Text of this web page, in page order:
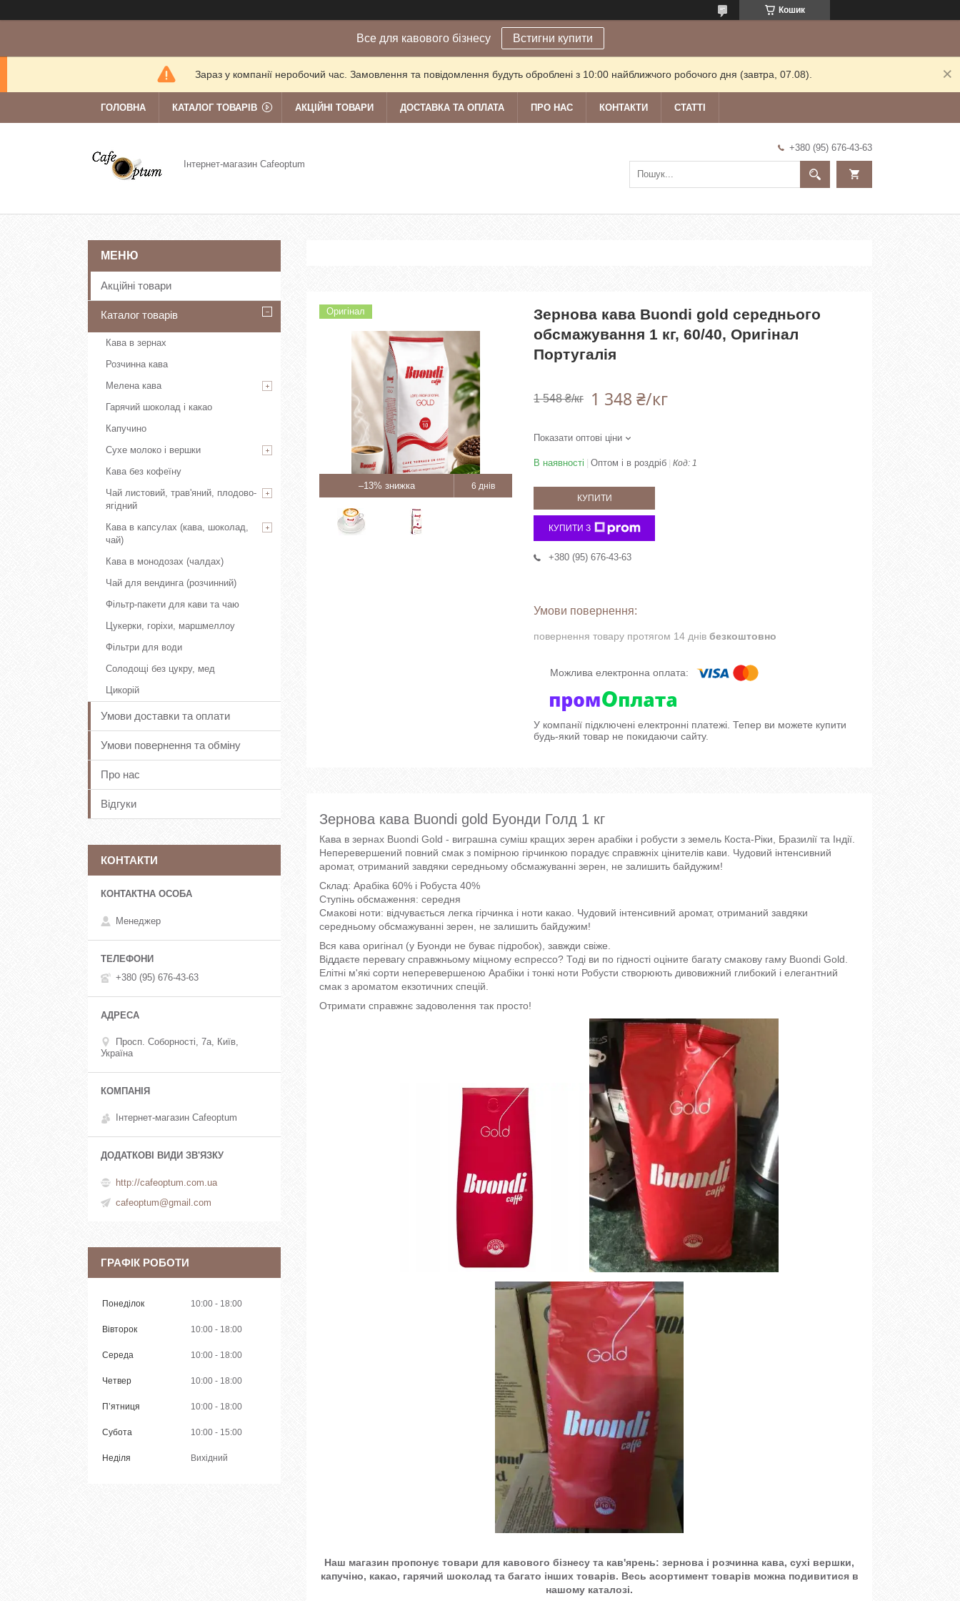
Кошик
Все для кавового бізнесу Встигни купити
Зараз у компанії неробочий час. Замовлення та повідомлення будуть оброблені з 10:00 найближчого робочого дня (завтра, 07.08).
ГОЛОВНА КАТАЛОГ ТОВАРІВ АКЦІЙНІ ТОВАРИ ДОСТАВКА ТА ОПЛАТА ПРО НАС КОНТАКТИ СТАТТІ
Інтернет-магазин Cafeoptum
+380 (95) 676-43-63
–13% 6 днів
Оригінал
Зернова кава Buondi gold середнього
обсмажування 1 кг, 60/40, Оригінал
Португалія
1 548 ₴/кг 1 348 ₴/кг
Показати оптові ціни
В наявності Оптом і в роздріб Код: 1
КУПИТИ
КУПИТИ З
+380 (95) 676-43-63
повернення товару протягом 14 днів безкоштовно
У компанії підключені електронні платежі. Тепер ви можете купити
будь-який товар не покидаючи сайту.
Зернова кава Buondi gold Буонди Голд 1 кг
Кава в зернах Buondi Gold - виграшна суміш кращих зерен арабіки і робусти з земель Коста-Ріки, Бразилії та Індії.
Неперевершений повний смак з помірною гірчинкою порадує справжніх цінителів кави. Чудовий інтенсивний
аромат, отриманий завдяки середньому обсмажуванні зерен, не залишить байдужим!
Склад: Арабіка 60% і Робуста 40%
Ступінь обсмаження: середня
Смакові ноти: відчувається легка гірчинка і ноти какао. Чудовий інтенсивний аромат, отриманий завдяки
середньому обсмажуванні зерен, не залишить байдужим!
Вся кава оригінал (у Буонди не буває підробок), завжди свіже.
Віддаєте перевагу справжньому міцному еспрессо? Тоді ви по гідності оціните багату смакову гаму Buondi Gold.
Елітні м'які сорти неперевершеною Арабіки і тонкі ноти Робусти створюють дивовижний глибокий і елегантний
смак з ароматом екзотичних спецій.
Отримати справжнє задоволення так просто!
Наш магазин пропонує товари для кавового бізнесу та кав'ярень: зернова і розчинна кава, сухі вершки,
капучіно, какао, гарячий шоколад та багато інших товарів. Весь асортимент товарів можна подивитися в
нашому каталозі.
Акційні товари
Каталог товарів
Кава в зернах
Розчинна кава
Мелена кава
Гарячий шоколад і какао
Капучино
Сухе молоко і вершки
Кава без кофеїну
Чай листовий, трав'яний, плодово-
ягідний
Кава в капсулах (кава, шоколад,
чай)
Кава в монодозах (чалдах)
Чай для вендинга (розчинний)
Фільтр-пакети для кави та чаю
Цукерки, горіхи, маршмеллоу
Фільтри для води
Солодощі без цукру, мед
Цикорій
Умови доставки та оплати
Умови повернення та обміну
Про нас
Відгуки
КОНТАКТИ
Менеджер
+380 (95) 676-43-63
Просп. Соборності, 7а, Київ,
Україна
Інтернет-магазин Cafeoptum
http://cafeoptum.com.ua
cafeoptum@gmail.com
ГРАФІК РОБОТИ
Понеділок 10:00 18:00
Вівторок 10:00 18:00
Середа 10:00 18:00
Четвер 10:00 18:00
Пʼятниця 10:00 18:00
Субота 10:00 15:00
Неділя Вихідний